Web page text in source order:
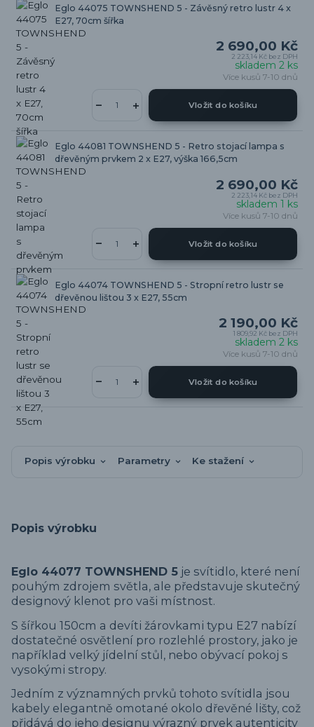
Eglo 44075 TOWNSHEND 5 - Závěsný retro lustr 4 x
E27, 70cm šířka
2 690,00 Kč
2 223,14 Kč bez DPH
skladem 2 ks
Více kusů 7-10 dnů
Vložit do košíku
Eglo 44081 TOWNSHEND 5 - Retro stojací lampa s
dřevěným prvkem 2 x E27, výška 166,5cm
2 690,00 Kč
2 223,14 Kč bez DPH
skladem 1 ks
Více kusů 7-10 dnů
Vložit do košíku
Eglo 44074 TOWNSHEND 5 - Stropní retro lustr se
dřevěnou lištou 3 x E27, 55cm
2 190,00 Kč
1 809,92 Kč bez DPH
skladem 2 ks
Více kusů 7-10 dnů
Vložit do košíku
Popis výrobku Parametry Ke stažení
Popis výrobku
Eglo 44077 TOWNSHEND 5 je svítidlo, které není
pouhým zdrojem světla, ale představuje skutečný
designový klenot pro vaši místnost.
S šířkou 150cm a devíti žárovkami typu E27 nabízí
dostatečné osvětlení pro rozlehlé prostory, jako je
například velký jídelní stůl, nebo obývací pokoj s
vysokými stropy.
Jedním z významných prvků tohoto svítidla jsou
kabely elegantně omotané okolo dřevěné lišty, což
přidává do jeho designu výrazný prvek autenticity